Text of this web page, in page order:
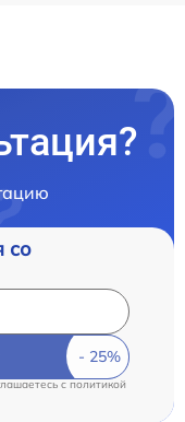
со
cполитикой